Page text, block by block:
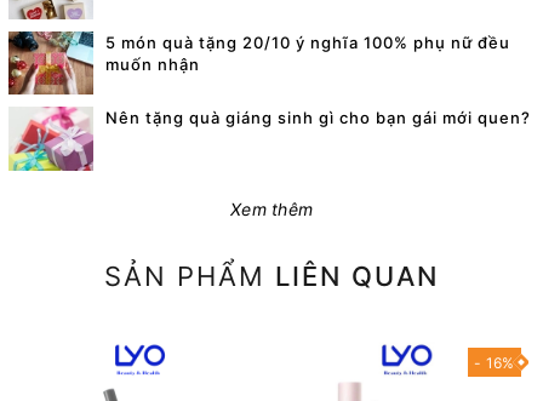
5 món quà tặng 20/10 ý nghĩa 100% phụ nữ đều
muốn nhận
Nên tặng quà giáng sinh gì cho bạn gái mới quen?
Xem thêm
SẢN PHẨM LIÊN QUAN
- 16%